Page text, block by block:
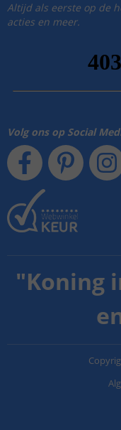
Altijd als eerste op de
acties en meer.
Volg ons op Social
"Koning